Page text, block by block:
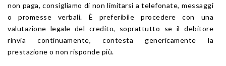
non paga, consigliamo di non limitarsi a telefonate, messaggi
o promesse verbali. È preferibile procedere con una
valutazione legale del credito, soprattutto se il debitore
rinvia continuamente, contesta genericamente la
prestazione o non risponde più.